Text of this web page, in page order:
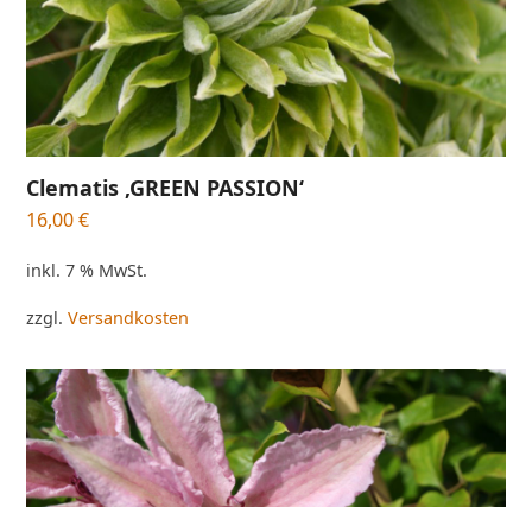
Clematis ‚GREEN PASSION‘
16,00€
inkl. 7 % MwSt.
zzgl.Versandkosten